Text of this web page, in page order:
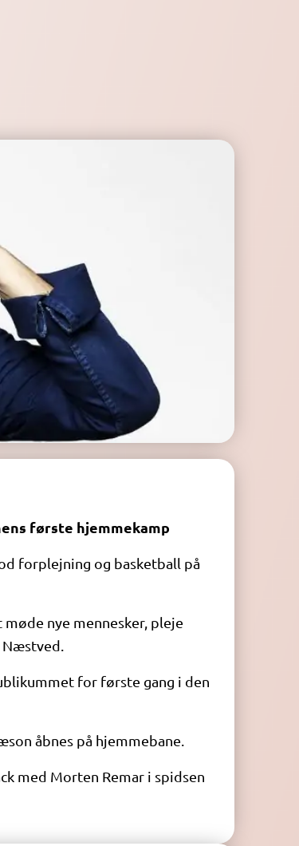
første hjemmekamp
forplejning og basketball på
nye mennesker, pleje
for første gang i den
åbnes på hjemmebane.
med Morten Remar i spidsen